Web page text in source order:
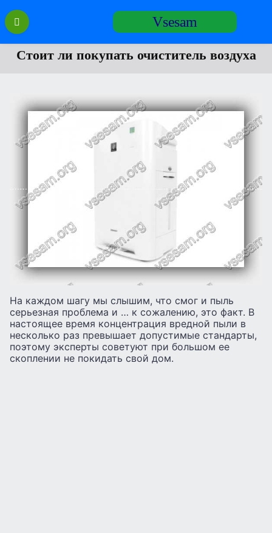
Перейти
содержанию
Vsesam
Стоит ли покупать очиститель воздуха
На каждом шагу мы слышим, что смог и пыль
серьезная проблема и … к сожалению, это факт. В
настоящее время концентрация вредной пыли в
несколько раз превышает допустимые стандарты,
поэтому эксперты советуют при большом ее
скоплении не покидать свой дом.